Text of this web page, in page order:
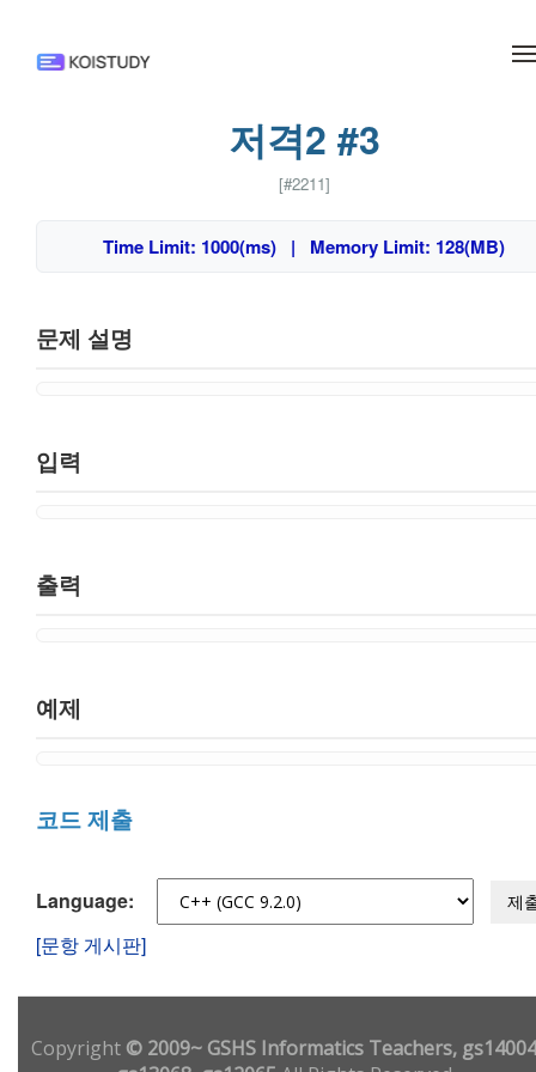
저격2 #3
[#2211]
Time Limit: 1000(ms) | Memory Limit: 128(MB)
문제 설명
입력
출력
예제
코드 제출
Language: 제
[문항 게시판]
Copyright© 2009~ GSHS Informatics Teachers,